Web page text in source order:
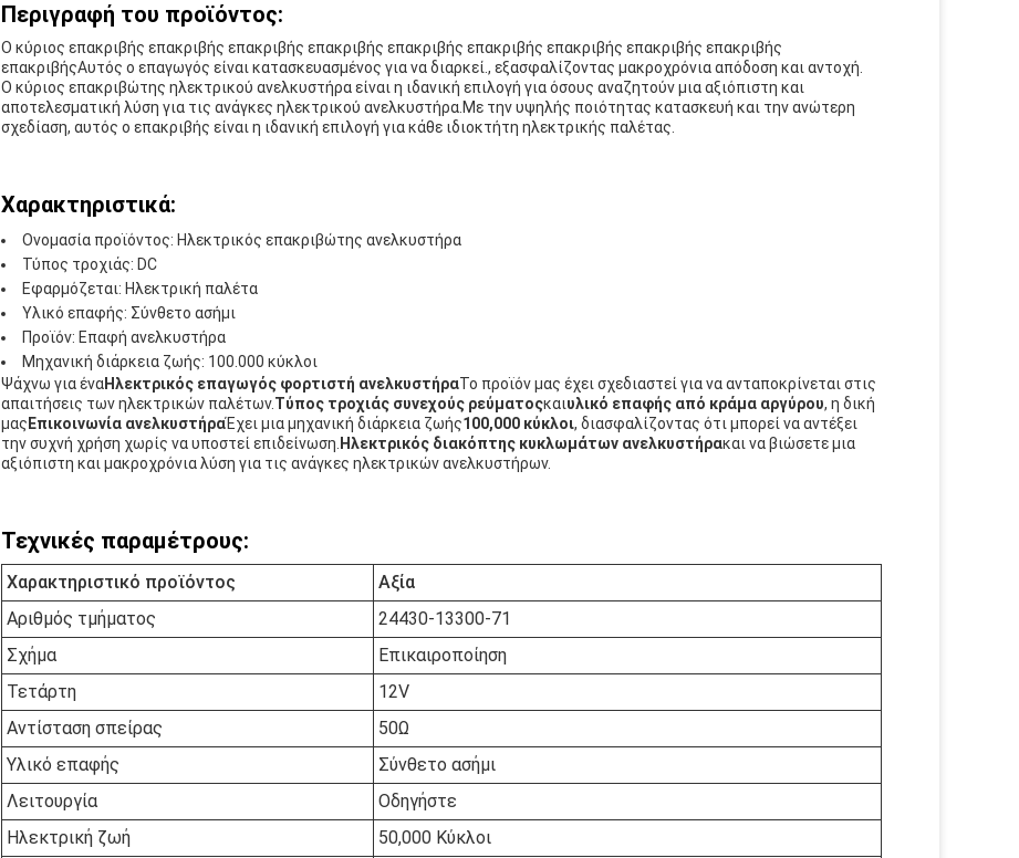
Περιγραφή του προϊόντος:
Ο κύριος επακριβής επακριβής επακριβής επακριβής επακριβής επακριβής επακριβής επακριβής επακριβής
επακριβήςΑυτός ο επαγωγός είναι κατασκευασμένος για να διαρκεί., εξασφαλίζοντας μακροχρόνια απόδοση και αντοχή.
Ο κύριος επακριβώτης ηλεκτρικού ανελκυστήρα είναι η ιδανική επιλογή για όσους αναζητούν μια αξιόπιστη και
αποτελεσματική λύση για τις ανάγκες ηλεκτρικού ανελκυστήρα.Με την υψηλής ποιότητας κατασκευή και την ανώτερη
σχεδίαση, αυτός ο επακριβής είναι η ιδανική επιλογή για κάθε ιδιοκτήτη ηλεκτρικής παλέτας.
Χαρακτηριστικά:
Ονομασία προϊόντος: Ηλεκτρικός επακριβώτης ανελκυστήρα
Τύπος τροχιάς: DC
Εφαρμόζεται: Ηλεκτρική παλέτα
Υλικό επαφής: Σύνθετο ασήμι
Προϊόν: Επαφή ανελκυστήρα
Μηχανική διάρκεια ζωής: 100.000 κύκλοι
Ψάχνω για έναΗλεκτρικός επαγωγός φορτιστή ανελκυστήραΤο προϊόν μας έχει σχεδιαστεί για να ανταποκρίνεται στις
απαιτήσεις των ηλεκτρικών παλέτων.Τύπος τροχιάς συνεχούς ρεύματοςκαιυλικό επαφής από κράμα αργύρου, η δική
μας Επικοινωνία ανελκυστήραΈχει μια μηχανική διάρκεια ζωής100,000 κύκλοι, διασφαλίζοντας ότι μπορεί να αντέξει
την συχνή χρήση χωρίς να υποστεί επιδείνωση. Ηλεκτρικός διακόπτης κυκλωμάτων ανελκυστήρακαι να βιώσετε μια
αξιόπιστη και μακροχρόνια λύση για τις ανάγκες ηλεκτρικών ανελκυστήρων.
Τεχνικές παραμέτρους:
Χαρακτηριστικό προϊόντος
Αξία
Αριθμός τμήματος
24430-13300-71
Σχήμα
Επικαιροποίηση
Τετάρτη
12V
Αντίσταση σπείρας
50Ω
Υλικό επαφής
Σύνθετο ασήμι
Λειτουργία
Οδηγήστε
Ηλεκτρική ζωή
50,000 Κύκλοι